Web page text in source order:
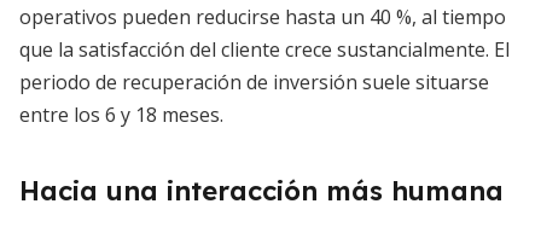
operativos pueden reducirse hasta un 40 %, al tiempo
que la satisfacción del cliente crece sustancialmente. El
periodo de recuperación de inversión suele situarse
entre los 6 y 18 meses.
Hacia una interacción más humana